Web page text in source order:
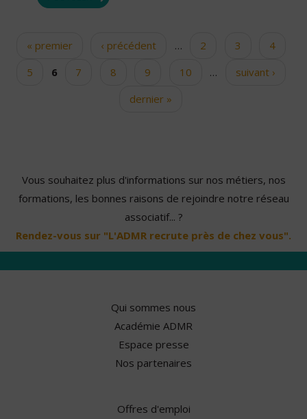
Pages« premier ‹ précédent … 2 3
4
5
6 7 8 9 10 …
suivant ›
dernier »
Vous souhaitez plus d'informations sur nos métiers, nos
formations, les bonnes raisons de rejoindre notre réseau
associatif... ?
Rendez-vous sur "L'ADMR recrute près de chez vous".
Qui sommes nous
Académie ADMR
Espace presse
Nos partenaires
Offres d'emploi